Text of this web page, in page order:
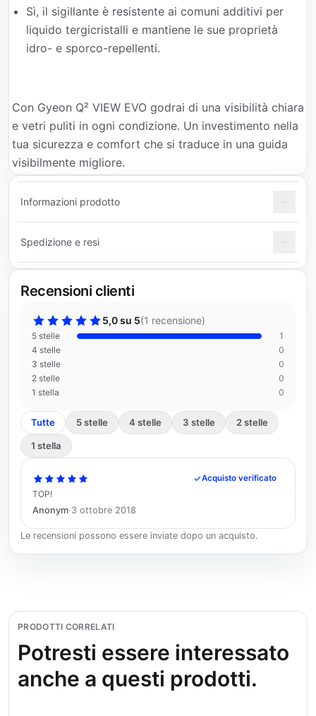
Sì, il sigillante è resistente ai comuni additivi per
liquido tergicristalli e mantiene le sue proprietà
idro- e sporco-repellenti.
Con Gyeon Q² VIEW EVO godrai di una visibilità chiara
e vetri puliti in ogni condizione. Un investimento nella
tua sicurezza e comfort che si traduce in una guida
visibilmente migliore.
Informazioni prodotto
Spedizione e resi
Recensioni clienti
5,0 su 5(1 recensione)
5 stelle
1
4 stelle
0
3 stelle
0
2 stelle
0
1 stella
0
Tutte 5 stelle 4 stelle 3 stelle 2 stelle
1 stella
Acquisto verificato
TOP!
Anonym·3 ottobre 2018
Le recensioni possono essere inviate dopo un acquisto.
PRODOTTI CORRELATI
Potresti essere interessato
anche a questi prodotti.